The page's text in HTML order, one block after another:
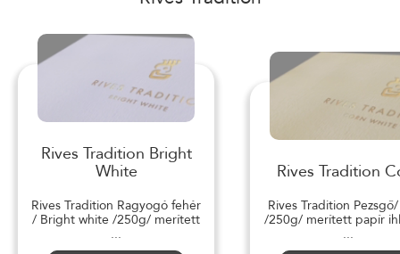
Rives Tradition Bright
White
Rives Tradition Ragyogó fehér
/ Bright white /250g/ merített
...
Rives Tradition
Rives Tradition
/250g/ merített papír
...